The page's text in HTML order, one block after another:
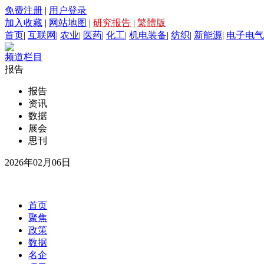
免费注册 | 用户登录
加入收藏 | 网站地图 | 研究报告 | 繁體版
首页| 互联网 | 农业| 医药| 化工| 机电装备| 纺织| 新能源| 电子电气
频道栏目
报告
报告
资讯
数据
展会
思刊
2026年02月06日
首页
聚焦
政策
数据
名企